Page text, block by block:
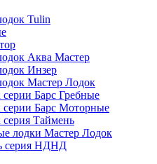
Tulin
Аква Мастер
Инзер
Мастер Лодок
Барс Гребные
Барс Моторные
Таймень
лодки Мастер Лодок
серия НДНД